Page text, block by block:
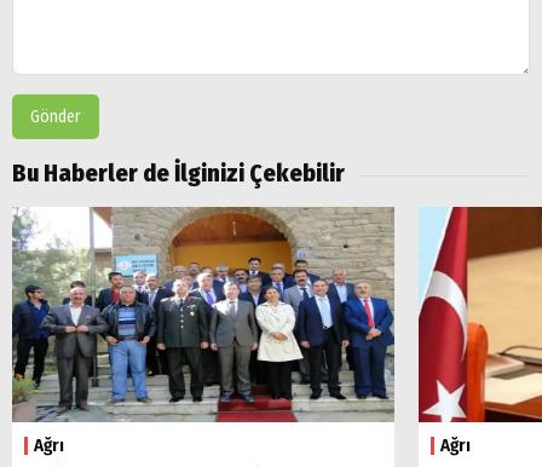
Gönder
Bu Haberler de İlginizi Çekebilir
Ağrı Ağrı